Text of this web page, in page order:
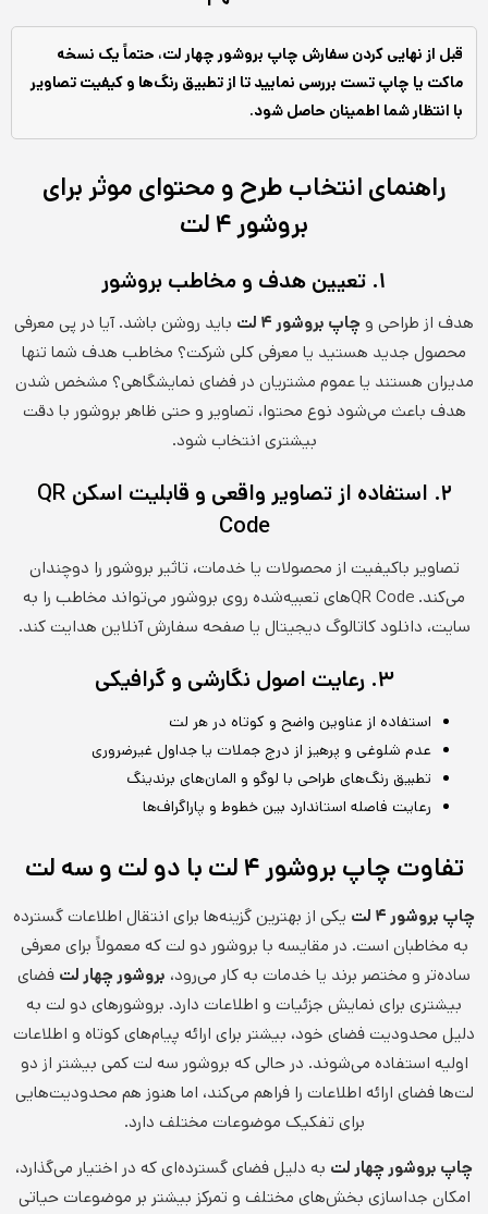
قبل از نهایی کردن سفارش چاپ بروشور چهار لت، حتماً یک نسخه
ماکت یا چاپ تست بررسی نمایید تا از تطبیق رنگ‌ها و کیفیت تصاویر
با انتظار شما اطمینان حاصل شود.
راهنمای انتخاب طرح و محتوای موثر برای
بروشور ۴ لت
۱. تعیین هدف و مخاطب بروشور
هدف از طراحی وچاپ بروشور ۴ لت
باید روشن باشد. آیا در پی معرفی
محصول جدید هستید یا معرفی کلی شرکت؟ مخاطب هدف شما تنها
مدیران هستند یا عموم مشتریان در فضای نمایشگاهی؟ مشخص شدن
هدف باعث می‌شود نوع محتوا، تصاویر و حتی ظاهر بروشور با دقت
بیشتری انتخاب شود.
۲. استفاده از تصاویر واقعی و قابلیت اسکن QR
Code
تصاویر باکیفیت از محصولات یا خدمات، تاثیر بروشور را دوچندان
می‌کند. QR Codeهای تعبیه‌شده روی بروشور می‌تواند مخاطب را به
سایت، دانلود کاتالوگ دیجیتال یا صفحه سفارش آنلاین هدایت کند.
۳. رعایت اصول نگارشی و گرافیکی
استفاده از عناوین واضح و کوتاه در هر لت
عدم شلوغی و پرهیز از درج جملات یا جداول غیرضروری
تطبیق رنگ‌های طراحی با لوگو و المان‌های برندینگ
رعایت فاصله استاندارد بین خطوط و پاراگراف‌ها
تفاوت چاپ بروشور ۴ لت با دو لت و سه لت
چاپ بروشور ۴ لت
یکی از بهترین گزینه‌ها برای انتقال اطلاعات گسترده
به مخاطبان است. در مقایسه با بروشور دو لت که معمولاً برای معرفی
ساده‌تر و مختصر برند یا خدمات به کار می‌رود، بروشور چهار لت فضای
بیشتری برای نمایش جزئیات و اطلاعات دارد. بروشورهای دو لت به
دلیل محدودیت فضای خود، بیشتر برای ارائه پیام‌های کوتاه و اطلاعات
اولیه استفاده می‌شوند. در حالی که بروشور سه لت کمی بیشتر از دو
لت‌ها فضای ارائه اطلاعات را فراهم می‌کند، اما هنوز هم محدودیت‌هایی
برای تفکیک موضوعات مختلف دارد.
چاپ بروشور چهار لت به دلیل فضای گسترده‌ای که در اختیار می‌گذارد،
امکان جداسازی بخش‌های مختلف و تمرکز بیشتر بر موضوعات حیاتی